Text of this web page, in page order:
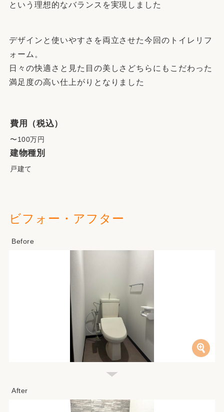
という理想的なバランスを実現しました
デザインと使いやすさを両立させた今回のトイレリフ
ォーム。
日々の快適さと見た目の美しさどちらにもこだわった
満足度の高い仕上がりとなりました
費用（税込）
〜100万円
建物種別
戸建て
ビフォー・アフター